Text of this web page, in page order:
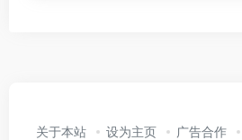
关于本站 设为主页 广告合作